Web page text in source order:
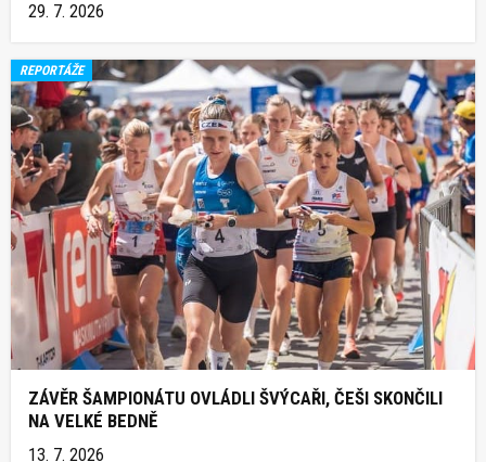
29. 7. 2026
REPORTÁŽE
ZÁVĚR ŠAMPIONÁTU OVLÁDLI ŠVÝCAŘI, ČEŠI SKONČILI
NA VELKÉ BEDNĚ
13. 7. 2026